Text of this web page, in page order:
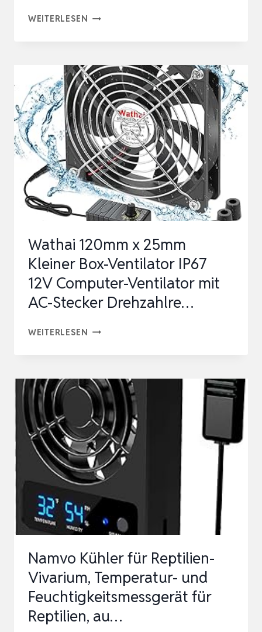
WEITERLESEN 12W
SOLAR
ABLUFTVENTILATOR,
SOLARLÜFTER
FÜR
HAUSTIERHÄUSER
IM
FREIEN…
Wathai 120mm x 25mm
Kleiner Box-Ventilator IP67
12V Computer-Ventilator mit
AC-Stecker Drehzahlre…
WEITERLESEN WATHAI
25MM
KLEINER
BOX-
VENTILATOR
IP67
12V
COMPUTER-
VENTILATOR
MIT
STECKER
DREHZAHLRE…
Namvo Kühler für Reptilien-
Vivarium, Temperatur- und
Feuchtigkeitsmessgerät für
Reptilien, au…